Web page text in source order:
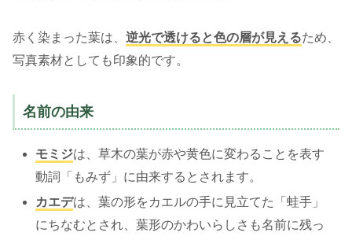
赤く染まった葉は、 逆光で透けると色の層が見えるため、
写真素材としても印象的です。
名前の由来
モミジは、草木の葉が赤や黄色に変わることを表す
動詞「もみず」に由来するとされます。
カエデは、葉の形をカエルの手に見立てた「蛙手」
にちなむとされ、葉形のかわいらしさも名前に残っ